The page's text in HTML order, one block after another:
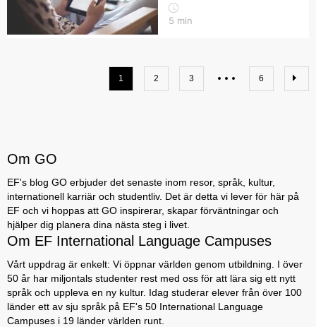
5 min
1 2 3 6
Om GO
EF's blog GO erbjuder det senaste inom resor, språk, kultur,
internationell karriär och studentliv. Det är detta vi lever för här på
EF och vi hoppas att GO inspirerar, skapar förväntningar och
hjälper dig planera dina nästa steg i livet.
Om EF International Language Campuses
Vårt uppdrag är enkelt: Vi öppnar världen genom utbildning. I över
50 år har miljontals studenter rest med oss för att lära sig ett nytt
språk och uppleva en ny kultur. Idag studerar elever från över 100
länder ett av sju språk på EF's 50 International Language
Campuses i 19 länder världen runt.